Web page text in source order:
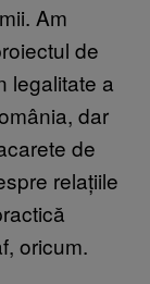
Am
de
legalitate a
dar
de
relațiile
oricum.